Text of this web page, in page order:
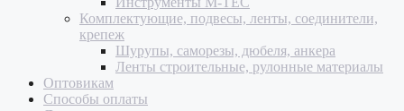
Комплектующие, подвесы, ленты, соединители,
крепеж
Шурупы, саморезы, дюбеля, анкера
Ленты строительные, рулонные материалы
Оптовикам
Способы оплаты